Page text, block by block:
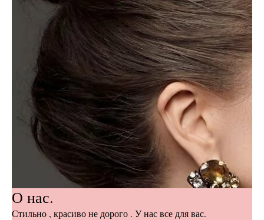
О нас.
Стильно , красиво не дорого . У нас все для вас.